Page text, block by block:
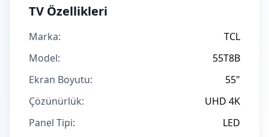
TV Özellikleri
Marka:
TCL
Model:
55T8B
Ekran Boyutu:
55"
Çözünürlük:
UHD 4K
Panel Tipi:
LED